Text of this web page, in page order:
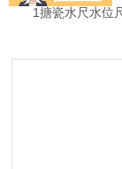
1搪瓷水尺水位